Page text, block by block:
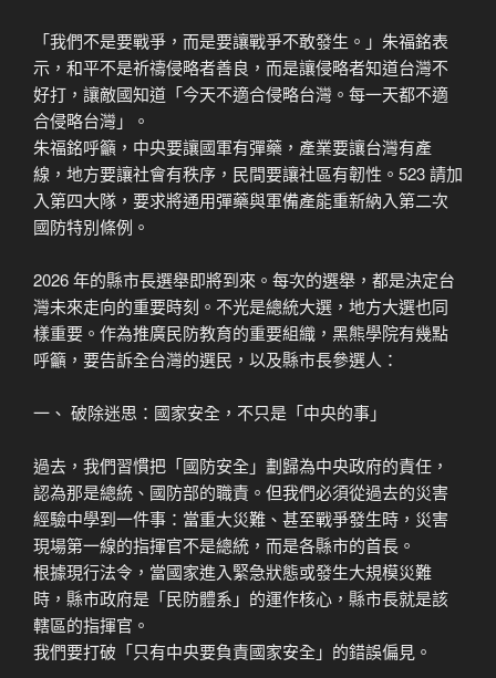
「我們不是要戰爭，而是要讓戰爭不敢發生。」朱福銘表
示，和平不是祈禱侵略者善良，而是讓侵略者知道台灣不
好打，讓敵國知道「今天不適合侵略台灣。每一天都不適
合侵略台灣」。
朱福銘呼籲，中央要讓國軍有彈藥，產業要讓台灣有產
線，地方要讓社會有秩序，民間要讓社區有韌性。523 請加
入第四大隊，要求將通用彈藥與軍備產能重新納入第二次
國防特別條例。
2026 年的縣市長選舉即將到來。每次的選舉，都是決定台
灣未來走向的重要時刻。不光是總統大選，地方大選也同
樣重要。作為推廣民防教育的重要組織，黑熊學院有幾點
呼籲，要告訴全台灣的選民，以及縣市長參選人：
一、 破除迷思：國家安全，不只是「中央的事」
過去，我們習慣把「國防安全」劃歸為中央政府的責任，
認為那是總統、國防部的職責。但我們必須從過去的災害
經驗中學到一件事：當重大災難、甚至戰爭發生時，災害
現場第一線的指揮官不是總統，而是各縣市的首長。
根據現行法令，當國家進入緊急狀態或發生大規模災難
時，縣市政府是「民防體系」的運作核心，縣市長就是該
轄區的指揮官。
我們要打破「只有中央要負責國家安全」的錯誤偏見。